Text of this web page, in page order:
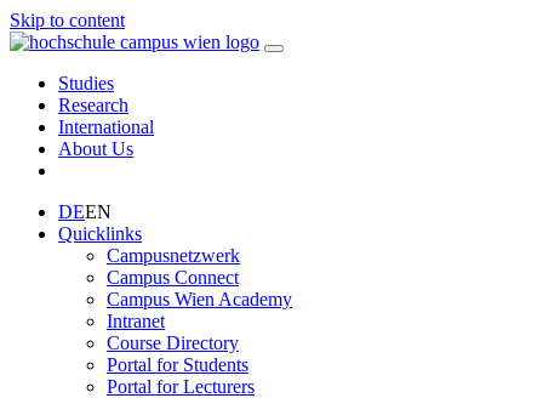
Skip to content
Studies
Research
International
About Us
DEEN
Quicklinks
Campusnetzwerk
Campus Connect
Campus Wien Academy
Intranet
Course Directory
Portal for Students
Portal for Lecturers